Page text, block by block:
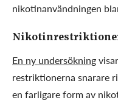
nikotinanvändningen
En ny undersökning
restriktionerna snarare
en farligare form av